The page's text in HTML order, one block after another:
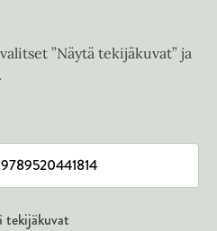
”Näytä tekijäkuvat” ja
tekijäkuvat